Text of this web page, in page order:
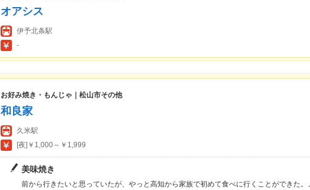
オアシス
伊予北条駅
-
お好み焼き・もんじゃ｜松山市その他
和良家
久米駅
[夜]￥1,000～￥1,999
美味焼き
前から行きたいと思っていたが、やっと高知から家族で初めて食べに行くことができた。